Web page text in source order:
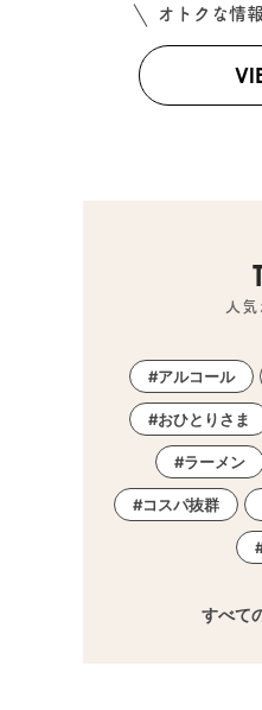
オトクな情
人
アルコール
おひとりさま
ラーメン
コスパ抜群
すべて